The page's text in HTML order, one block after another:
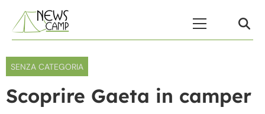
SENZA CATEGORIA
Scoprire Gaeta in camper